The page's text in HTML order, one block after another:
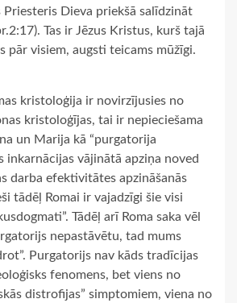
Priesteris Dieva priekšā salīdzināt
Tas ir Jēzus Kristus, kurš tajā
pār visiem, augsti teicams mūžīgi.
kristoloģija ir novirzījusies no
kristoloģījas, tai ir nepieciešama
un Marija kā “purgatorija
inkarnācijas vājinātā apziņa noved
darba efektivitātes apzināšanās
tādēļ Romai ir vajadzīgi šie visi
Tādēļ arī Roma saka vēl
nepastāvētu, tad mums
Purgatorijs nav kāds tradīcijas
fenomens, bet viens no
distrofijas” simptomiem, viena no